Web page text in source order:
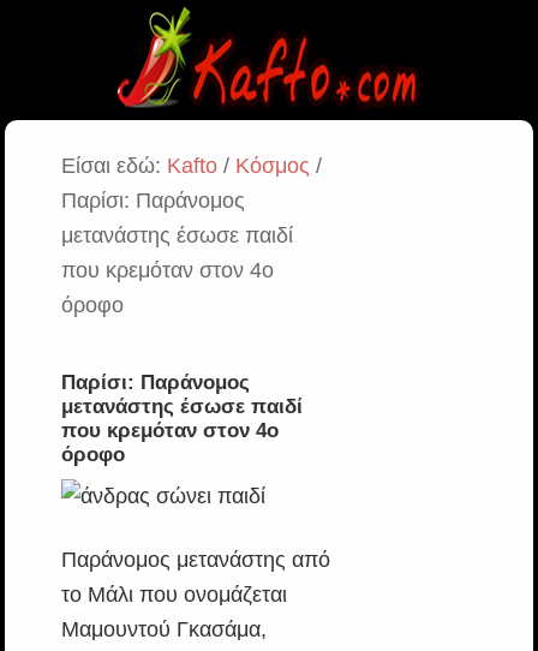
Είσαι εδώ: Kafto/ Κόσμος /
Παρίσι: Παράνομος
μετανάστης έσωσε παιδί
που κρεμόταν στον 4ο
όροφο
Παρίσι: Παράνομος
μετανάστης έσωσε παιδί
που κρεμόταν στον 4ο
όροφο
Παράνομος μετανάστης από
το Μάλι που ονομάζεται
Μαμουντού Γκασάμα,